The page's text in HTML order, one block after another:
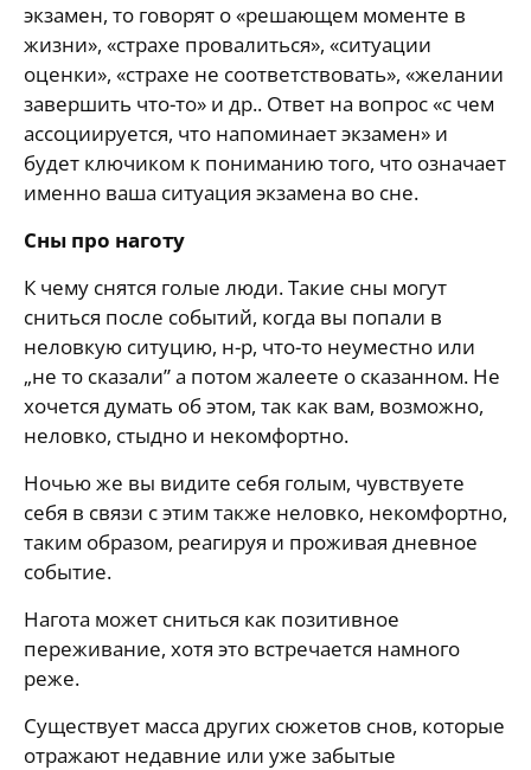
экзамен, то говорят о «решающем моменте в
жизни», «страхе провалиться», «ситуации
оценки», «страхе не соответствовать», «желании
завершить что-то» и др.. Ответ на вопрос «с чем
ассоциируется, что напоминает экзамен» и
будет ключиком к пониманию того, что означает
именно ваша ситуация экзамена во сне.
Сны про наготу
К чему снятся голые люди. Такие сны могут
сниться после событий, когда вы попали в
неловкую ситуцию, н-р, что-то неуместно или
„не то сказали” а потом жалеете о сказанном. Не
хочется думать об этом, так как вам, возможно,
неловко, стыдно и некомфортно.
Ночью же вы видите себя голым, чувствуете
себя в связи с этим также неловко, некомфортно,
таким образом, реагируя и проживая дневное
событие.
Нагота может сниться как позитивное
переживание, хотя это встречается намного
реже.
Существует масса других сюжетов снов, которые
отражают недавние или уже забытые